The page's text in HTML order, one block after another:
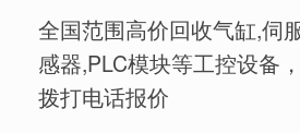
全国范围高价回收气缸,伺
感器,PLC模块等工控设备
拨打电话报价